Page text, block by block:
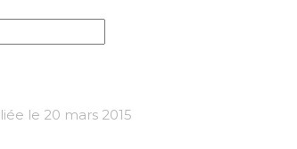
le 20 mars 2015